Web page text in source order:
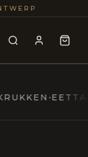
25+
EETTAFELS